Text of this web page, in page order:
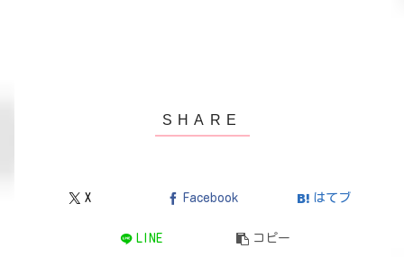
X Facebook はてブ
LINE コピー